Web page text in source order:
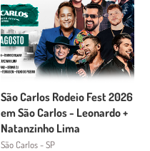
São Carlos Rodeio Fest 2026
em São Carlos - Leonardo +
Natanzinho Lima
São Carlos - SP